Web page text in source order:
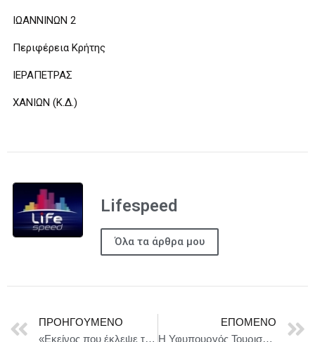
ΙΩΑΝΝΙΝΩΝ 2
Περιφέρεια Κρήτης
ΙΕΡΑΠΕΤΡΑΣ
ΧΑΝΙΩΝ (Κ.Δ.)
Lifespeed
Όλα τα άρθρα μου
ΠΡΟΗΓΟΎΜΕΝΟ
«Εκείνος που έκλεψε τη μέρα και πλήρωσε τη νύχτα», στο Θέατρο Βασιλάκου από 17/12 || Σκηνοθεσία: Θωμάς Μοσχόπουλος – Πρωταγωνιστούν: Ορφέας Αυγουστίδης & Ευγενία Σαμαρά
ΕΠΌΜΕΝΟ
Η Υφυπουργός Τουρισμού Άννα Καραμανλή στη Λέσβο στο πλαίσιο κυβερνητικού κλιμακίου για την Παρουσίαση του Τοπικού Σχεδίου Ανάπτυξης